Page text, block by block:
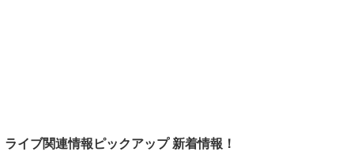
ライブ関連情報ピックアップ 新着情報！